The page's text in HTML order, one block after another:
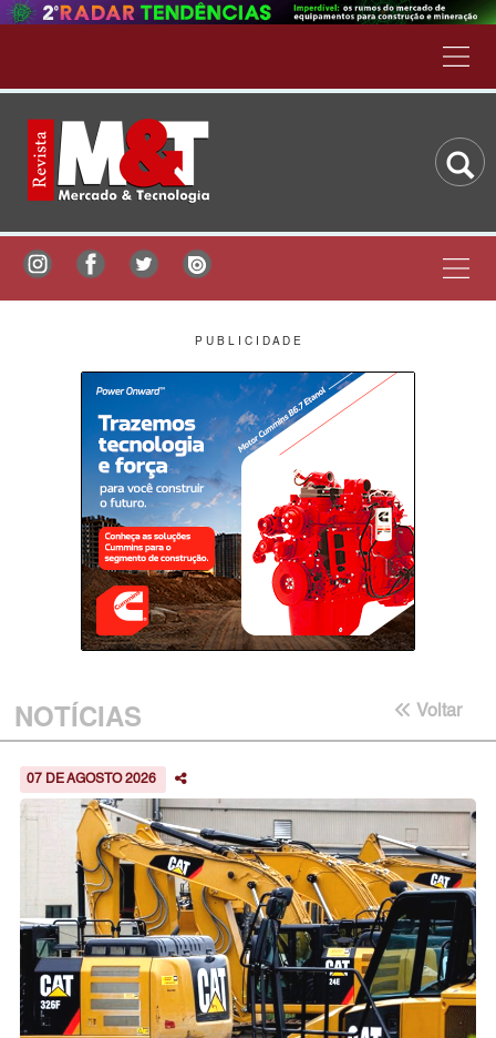
P U B L I C I D A D E
NOTÍCIAS Voltar
07 DE AGOSTO 2026